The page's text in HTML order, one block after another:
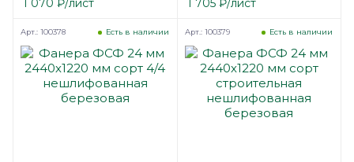
березовая
Есть в наличии
Арт.: 100378 Есть в наличии
Арт.: 100379